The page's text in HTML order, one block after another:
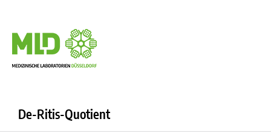
De-Ritis-Quotient